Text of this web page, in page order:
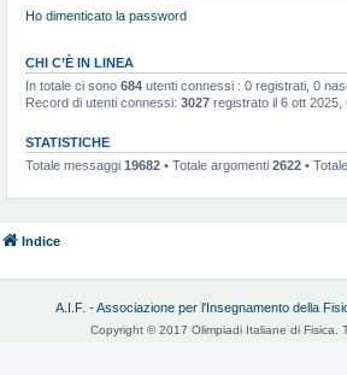
Ho dimenticato la password
CHI C’È IN LINEA
In totale ci sono 684 utenti connessi : 0 registrati, 0
Record di utenti connessi: 3027 registrato il 6 ott 2025,
STATISTICHE
Totale messaggi 19682 • Totale argomenti 2622 •
Indice
A.I.F. - Associazione per l'Insegnamento della
Copyright © 2017 Olimpiadi Italiane di Fisica.